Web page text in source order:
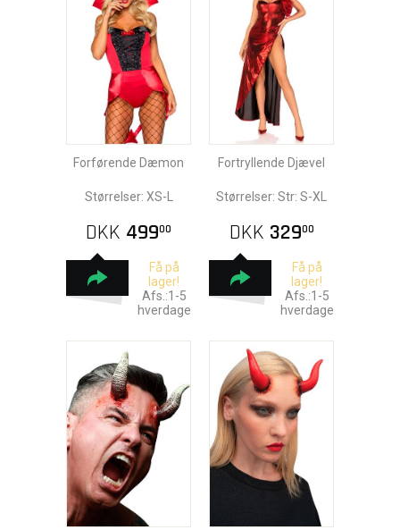
Forførende Dæmon
Størrelser: XS-L
DKK 49900
Få på
lager!
Afs.:1-5
hverdage
Fortryllende Djævel
Størrelser: Str: S-XL
DKK 32900
Få på
lager!
Afs.:1-5
hverdage